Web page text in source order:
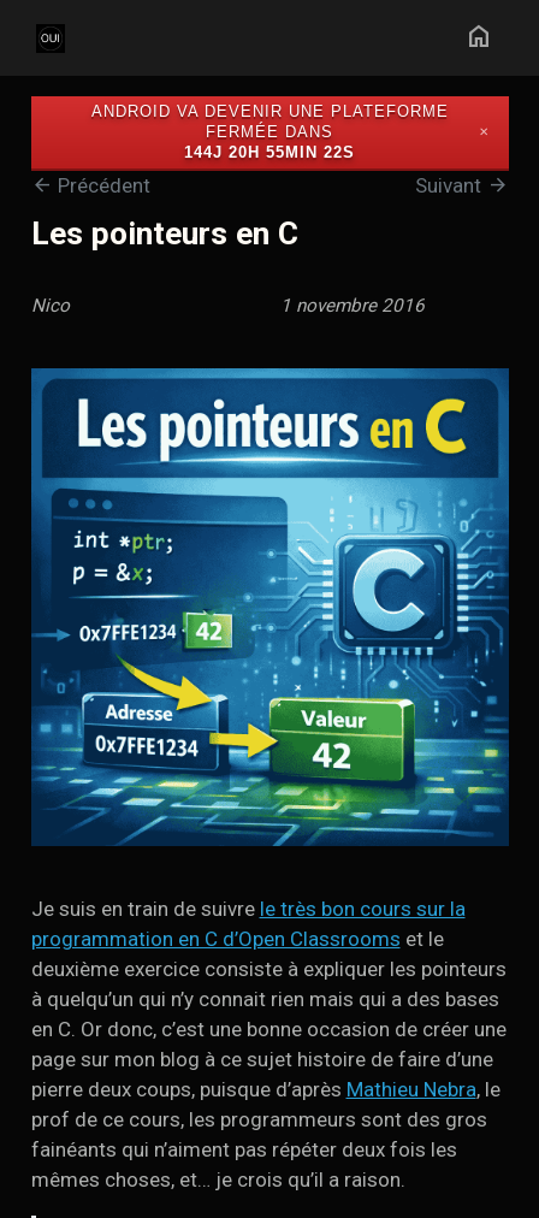
home
ANDROID VA DEVENIR UNE PLATEFORME
FERMÉE DANS
144J 20H 55MIN 21S
✕
arrow_back Précédent Suivant arrow_forward
Les pointeurs en C
Nico 1 novembre 2016
Je suis en train de suivre le très bon cours sur la
programmation en C d’Open Classrooms et le
deuxième exercice consiste à expliquer les pointeurs
à quelqu’un qui n’y connait rien mais qui a des bases
en C. Or donc, c’est une bonne occasion de créer une
page sur mon blog à ce sujet histoire de faire d’une
pierre deux coups, puisque d’après Mathieu Nebra, le
prof de ce cours, les programmeurs sont des gros
fainéants qui n’aiment pas répéter deux fois les
mêmes choses, et… je crois qu’il a raison.